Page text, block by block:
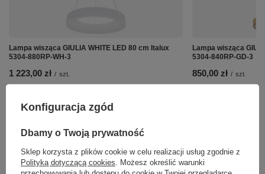
Lampa wisząca GIULIA WHITE LED 80 cm Italux
5304-880RP-WH-3
1 223,00 zł / szt.
Lampa wisząca
5304-840RP-GD-3
850,00 zł / szt.
Konfiguracja zgód
Dbamy o Twoją prywatność
Sklep korzysta z plików cookie w celu realizacji usług zgodnie z
Polityką dotyczącą cookies . Możesz określić warunki